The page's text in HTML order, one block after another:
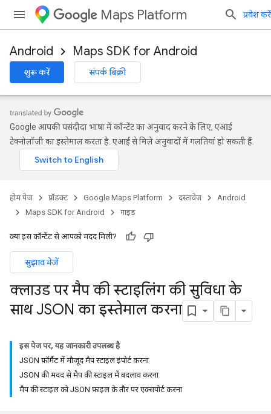
Maps Platform प्रवेश करें
Android Maps SDK for Android
शुरू करें संपर्क बिक्री
Google आपकी पसंदीदा भाषा में कॉन्टेंट का अनुवाद करने के लिए, एआई
टेक्नोलॉजी का इस्तेमाल करता है. एआई से मिले अनुवादों में गलतियां हो सकती हैं.
होम पेज प्रॉडक्ट Google Maps Platform दस्तावेज़
Android
Maps SDK for Android
गाइड
क्या इस कॉन्टेंट से आपको मदद मिली?
सुझाव भेजें
क्लाउड पर मैप की स्टाइलिंग की सुविधा के
साथ JSON का इस्तेमाल करना
इस पेज पर, यह जानकारी उपलब्ध है
JSON फ़ॉर्मैट में मौजूद मैप स्टाइल इंपोर्ट करना
JSON की मदद से मैप की स्टाइल में बदलाव करना
मैप की स्टाइल को JSON फ़ाइल के तौर पर एक्सपोर्ट करना